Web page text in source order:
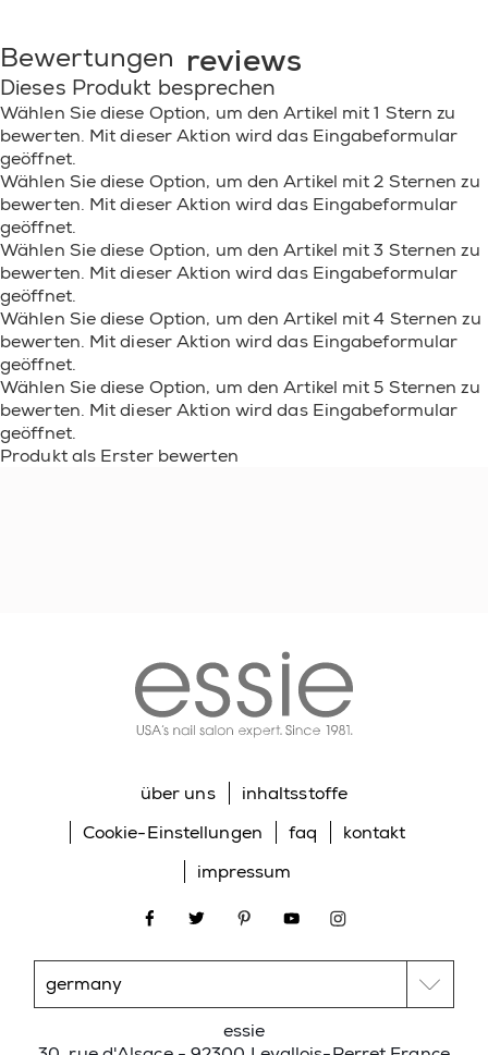
reviews
Bewertungen
Dieses Produkt besprechen
Wählen Sie diese Option, um den Artikel mit 1 Stern zu
bewerten. Mit dieser Aktion wird das Eingabeformular
geöffnet.
Wählen Sie diese Option, um den Artikel mit 2 Sternen zu
bewerten. Mit dieser Aktion wird das Eingabeformular
geöffnet.
Wählen Sie diese Option, um den Artikel mit 3 Sternen zu
bewerten. Mit dieser Aktion wird das Eingabeformular
geöffnet.
Wählen Sie diese Option, um den Artikel mit 4 Sternen zu
bewerten. Mit dieser Aktion wird das Eingabeformular
geöffnet.
Wählen Sie diese Option, um den Artikel mit 5 Sternen zu
bewerten. Mit dieser Aktion wird das Eingabeformular
geöffnet.
Produkt als Erster bewerten
über uns
inhaltsstoffe
Cookie-Einstellungen
faq
kontakt
impressum
facebooktwitter pinterestyoutubeinstagram
essie